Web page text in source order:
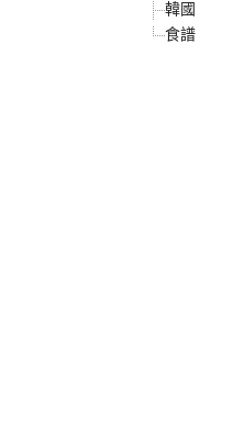
韓國
食譜